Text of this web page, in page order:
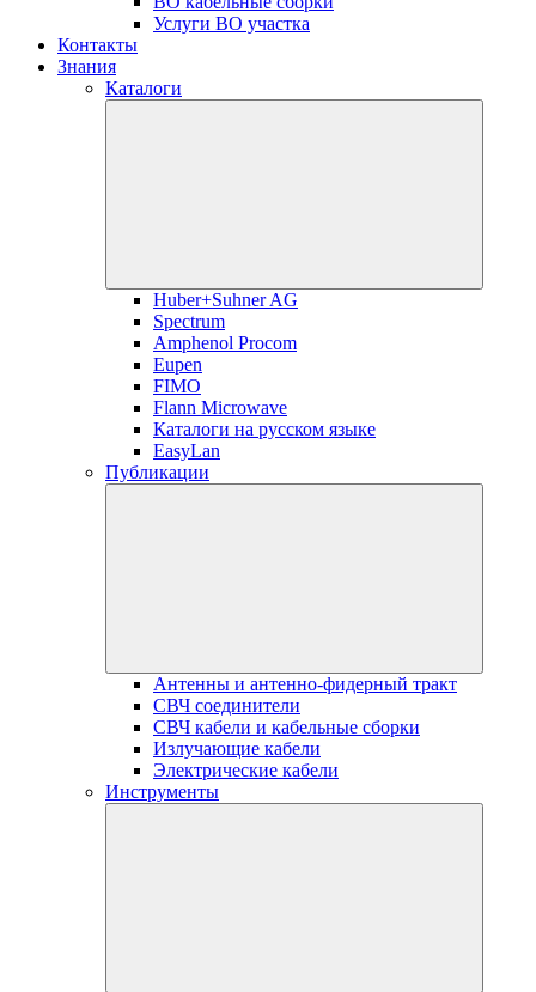
Услуги ВО участка
Контакты
Знания
Каталоги
Huber+Suhner AG
Spectrum
Amphenol Procom
Eupen
FIMO
Flann Microwave
Каталоги на русском языке
EasyLan
Публикации
Антенны и антенно-фидерный тракт
СВЧ соединители
СВЧ кабели и кабельные сборки
Излучающие кабели
Электрические кабели
Инструменты